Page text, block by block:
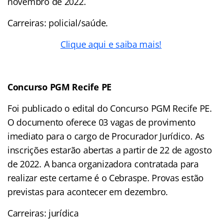
Carreiras: policial/saúde.
Clique aqui e saiba mais!
Concurso PGM Recife PE
Foi publicado o edital do Concurso PGM Recife PE.
O documento oferece 03 vagas de provimento
imediato para o cargo de Procurador Jurídico. As
inscrições estarão abertas a partir de 22 de agosto
de 2022. A banca organizadora contratada para
realizar este certame é o Cebraspe. Provas estão
previstas para acontecer em dezembro.
Carreiras: jurídica